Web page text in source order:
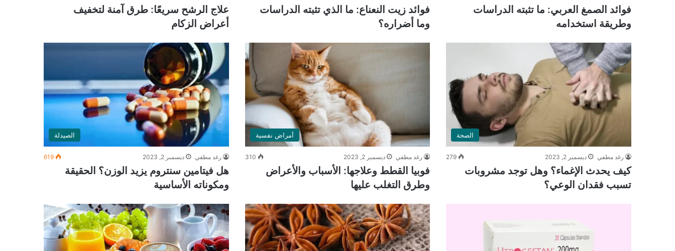
فوائد الصمغ العربي: ما تثبته الدراسات
وطريقة استخدامه
فوائد زيت النعناع: ما الذي تثبته الدراسات
وما أضراره؟
علاج الرشح سريعًا: طرق آمنة لتخفيف
أعراض الزكام
الصحة
رغد مطفي ديسمبر 2, 2023 279
كيف يحدث الإغماء؟ وهل توجد مشروبات
تسبب فقدان الوعي؟
أمراض نفسية
رغد مطفي ديسمبر 2, 2023 310
فوبيا القطط وعلاجها: الأسباب والأعراض
وطرق التغلب عليها
الصيدلة
رغد مطفي ديسمبر 2, 2023 619
هل فيتامين سنتروم يزيد الوزن؟ الحقيقة
ومكوناته الأساسية